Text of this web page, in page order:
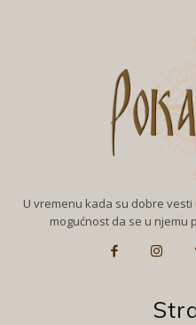
U vremenu kada su dobre
mogućnost da se u njemu